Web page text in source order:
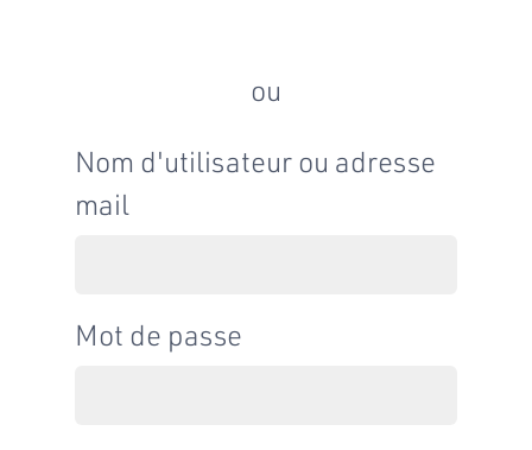
ou
Nom d'utilisateur ou adresse
mail
Mot de passe